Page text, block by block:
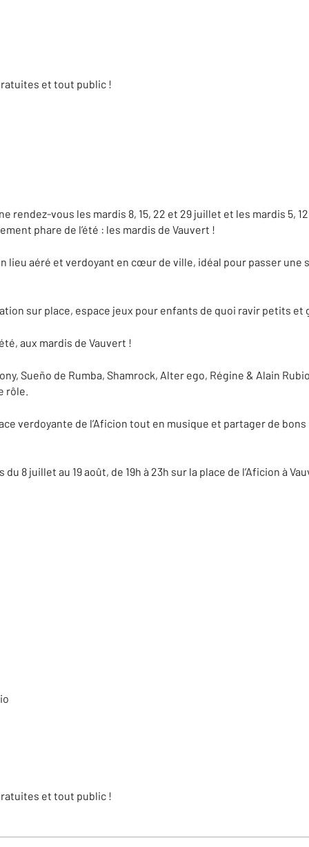
et tout public !
rendez-vous les mardis 8, 15, 22 et 29 juillet et les mardis 5,
phare de l’été : les mardis de Vauvert !
lieu aéré et verdoyant en cœur de ville, idéal pour passer une
sur place, espace jeux pour enfants de quoi ravir petits et
aux mardis de Vauvert !
Sueño de Rumba, Shamrock, Alter ego, Régine & Alain
rôle.
verdoyante de l’Aficion tout en musique et partager de
8 juillet au 19 août, de 19h à 23h sur la place de l’Aficion à
et tout public !